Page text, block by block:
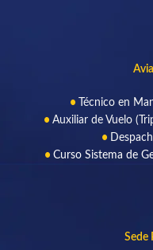
Técnico en
Auxiliar de Vuelo
Curso Sistema de
Sede